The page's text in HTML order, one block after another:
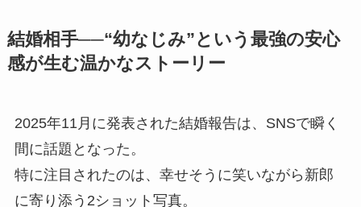
結婚相手──“幼なじみ”という最強の安心
感が生む温かなストーリー
2025年11月に発表された結婚報告は、SNSで瞬く
間に話題となった。
特に注目されたのは、幸せそうに笑いながら新郎
に寄り添う2ショット写真。